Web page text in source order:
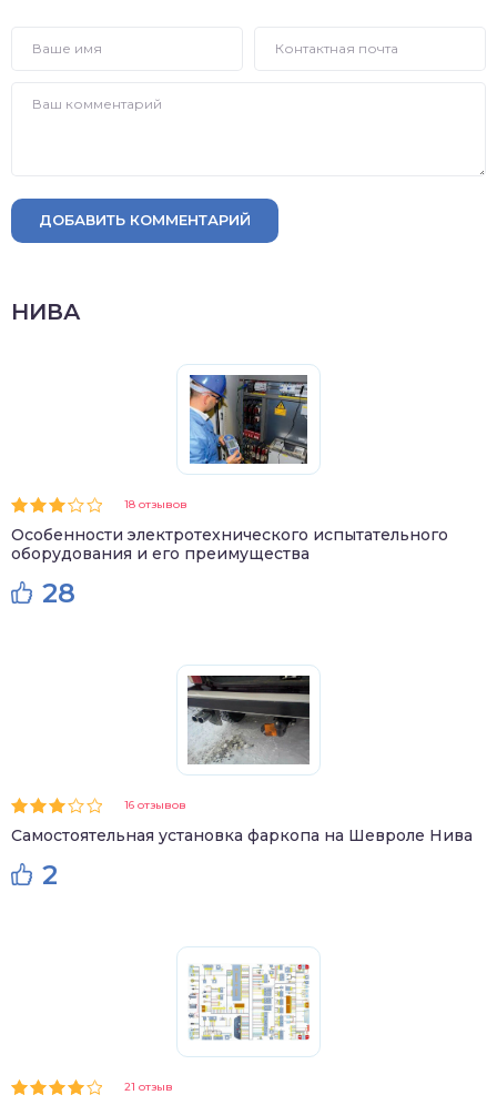
ДОБАВИТЬ КОММЕНТАРИЙ
НИВА
18 отзывов
Особенности электротехнического испытательного
оборудования и его преимущества
28
16 отзывов
Самостоятельная установка фаркопа на Шевроле Нива
2
21 отзыв